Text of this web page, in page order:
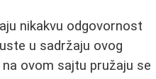
nikakvu odgovornost
u sadržaju ovog
ovom sajtu pružaju se